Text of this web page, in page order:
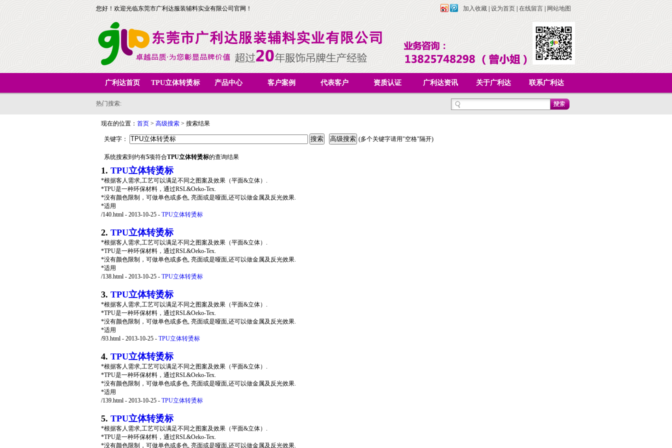
您好！欢迎光临东莞市广利达服装辅料实业有限公司官网！ 加入收藏 设为首页 在线留言 网站地图
广利达首页 TPU立体转烫标 产品中心 客户案例 代表客户 资质认证 广利达资讯 关于广利达 联系广利达
热门搜索:
现在的位置： 首页 > 高级搜索 > 搜索结果
关键字： (多个关键字请用"空格"隔开)
系统搜索到约有5项符合TPU立体转烫标的查询结果
1. TPU立体转烫标
*根据客人需求,工艺可以满足不同之图案及效果（平面&立体）.
*TPU是一种环保材料，通过RSL&Oeko-Tex.
*没有颜色限制，可做单色或多色, 亮面或是哑面,还可以做金属及反光效果.
*适用
/140.html - 2013-10-25 - TPU立体转烫标
2. TPU立体转烫标
*根据客人需求,工艺可以满足不同之图案及效果（平面&立体）.
*TPU是一种环保材料，通过RSL&Oeko-Tex.
*没有颜色限制，可做单色或多色, 亮面或是哑面,还可以做金属及反光效果.
*适用
/138.html - 2013-10-25 - TPU立体转烫标
3. TPU立体转烫标
*根据客人需求,工艺可以满足不同之图案及效果（平面&立体）.
*TPU是一种环保材料，通过RSL&Oeko-Tex.
*没有颜色限制，可做单色或多色, 亮面或是哑面,还可以做金属及反光效果.
*适用
/93.html - 2013-10-25 - TPU立体转烫标
4. TPU立体转烫标
*根据客人需求,工艺可以满足不同之图案及效果（平面&立体）.
*TPU是一种环保材料，通过RSL&Oeko-Tex.
*没有颜色限制，可做单色或多色, 亮面或是哑面,还可以做金属及反光效果.
*适用
/139.html - 2013-10-25 - TPU立体转烫标
5. TPU立体转烫标
*根据客人需求,工艺可以满足不同之图案及效果（平面&立体）.
*TPU是一种环保材料，通过RSL&Oeko-Tex.
*没有颜色限制，可做单色或多色, 亮面或是哑面,还可以做金属及反光效果.